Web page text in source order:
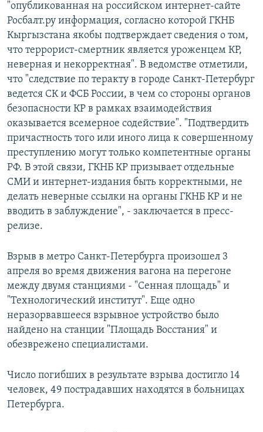
"опубликованная на российском интернет-сайте
Росбалт.ру информация, согласно которой ГКНБ
Кыргызстана якобы подтверждает сведения о том,
что террорист-смертник является уроженцем КР,
неверная и некорректная". В ведомстве отметили,
что "следствие по теракту в городе Санкт-Петербург
ведется СК и ФСБ России, в чем со стороны органов
безопасности КР в рамках взаимодействия
оказывается всемерное содействие". "Подтвердить
причастность того или иного лица к совершенному
преступлению могут только компетентные органы
РФ. В этой связи, ГКНБ КР призывает отдельные
СМИ и интернет-издания быть корректными, не
делать неверные ссылки на органы ГКНБ КР и не
вводить в заблуждение", - заключается в пресс-
релизе.
Взрыв в метро Санкт-Петербурга произошел 3
апреля во время движения вагона на перегоне
между двумя станциями - "Сенная площадь" и
"Технологический институт". Еще одно
неразорвавшееся взрывное устройство было
найдено на станции "Площадь Восстания" и
обезврежено специалистами.
Число погибших в результате взрыва достигло 14
человек, 49 пострадавших находятся в больницах
Петербурга.